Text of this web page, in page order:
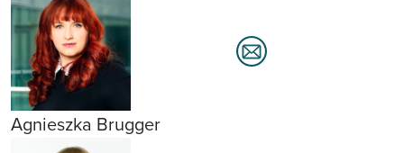
Agnieszka Brugger